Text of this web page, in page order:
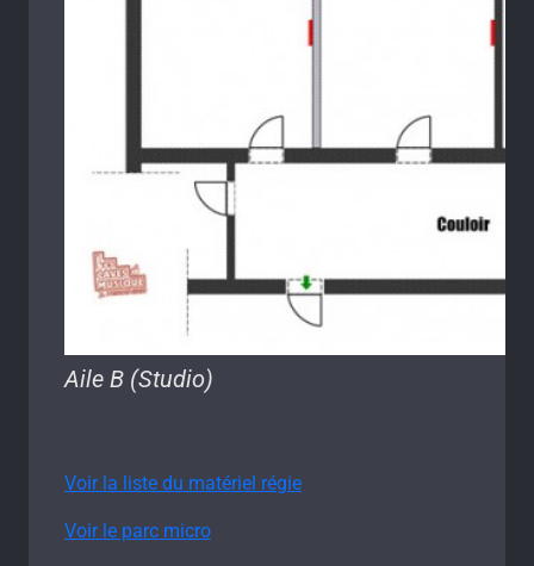
Aile B (Studio)
Voir la liste du matériel régie
Voir le parc micro